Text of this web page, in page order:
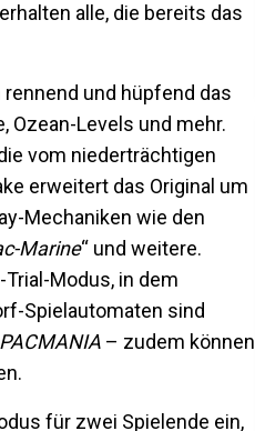
alle, die bereits das
und hüpfend das
Levels und mehr.
vom niederträchtigen
erweitert das Original um
Mechaniken wie den
Marine“ und weitere.
Modus, in dem
Spielautomaten sind
PACMANIA – zudem können
für zwei Spielende ein,